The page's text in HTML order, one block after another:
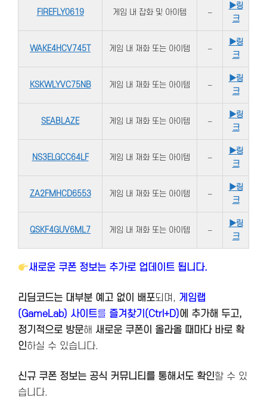
FIREFLY0619 게임 내 잡화 및 아이템 –
▶링
크
WAKE4HCV745T 게임 내 재화 또는 아이템 –
▶링
크
KSKWLYVC75NB 게임 내 재화 또는 아이템 –
▶링
크
SEABLAZE 게임 내 재화 또는 아이템 –
▶링
크
NS3ELGCC64LF 게임 내 재화 또는 아이템 –
▶링
크
ZA2FMHCD6553 게임 내 재화 또는 아이템 –
▶링
크
QSKF4GUV6ML7 게임 내 재화 또는 아이템 –
▶링
크
새로운 쿠폰 정보는 추가로 업데이트 됩니다.
리딤코드는 대부분 예고 없이 배포되며, 게임랩
(GameLab) 사이트를 즐겨찾기(Ctrl+D)에 추가해 두고,
정기적으로 방문해 새로운 쿠폰이 올라올 때마다 바로 확
인하실 수 있습니다.
신규 쿠폰 정보는 공식 커뮤니티를 통해서도 확인할 수 있
습니다.